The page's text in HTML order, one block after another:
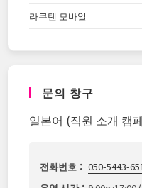
라쿠텐 모바일
문의 창구
일본어 (직원 소개 캠
전화번호： 050-5443-